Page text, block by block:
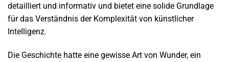
detailliert und informativ und bietet eine solide Grundlage
für das Verständnis der Komplexität von künstlicher
Intelligenz.
Die Geschichte hatte eine gewisse Art von Wunder, ein